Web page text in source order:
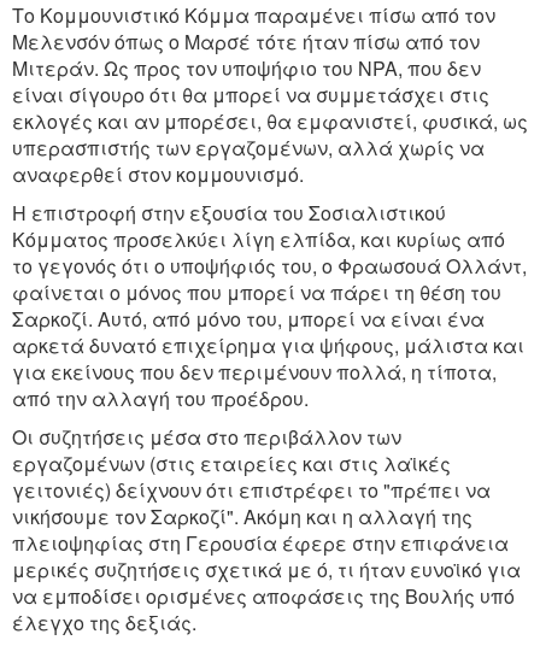
Το Κομμουνιστικό Κόμμα παραμένει πίσω από τον
Μελενσόν όπως ο Μαρσέ τότε ήταν πίσω από τον
Μιτεράν. Ως προς τον υποψήφιο του NPA, που δεν
είναι σίγουρο ότι θα μπορεί να συμμετάσχει στις
εκλογές και αν μπορέσει, θα εμφανιστεί, φυσικά, ως
υπερασπιστής των εργαζομένων, αλλά χωρίς να
αναφερθεί στον κομμουνισμό.
Η επιστροφή στην εξουσία του Σοσιαλιστικού
Κόμματος προσελκύει λίγη ελπίδα, και κυρίως από
το γεγονός ότι ο υποψήφιός του, ο Φραωσουά Ολλάντ,
φαίνεται ο μόνος που μπορεί να πάρει τη θέση του
Σαρκοζί. Αυτό, από μόνο του, μπορεί να είναι ένα
αρκετά δυνατό επιχείρημα για ψήφους, μάλιστα και
για εκείνους που δεν περιμένουν πολλά, η τίποτα,
από την αλλαγή του προέδρου.
Οι συζητήσεις μέσα στο περιβάλλον των
εργαζομένων (στις εταιρείες και στις λαϊκές
γειτονιές) δείχνουν ότι επιστρέφει το "πρέπει να
νικήσουμε τον Σαρκοζί". Ακόμη και η αλλαγή της
πλειοψηφίας στη Γερουσία έφερε στην επιφάνεια
μερικές συζητήσεις σχετικά με ό, τι ήταν ευνοϊκό για
να εμποδίσει ορισμένες αποφάσεις της Βουλής υπό
έλεγχο της δεξιάς.